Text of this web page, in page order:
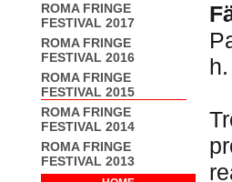
ROMA FRINGE
FESTIVAL 2017
ROMA FRINGE
FESTIVAL 2016
ROMA FRINGE
FESTIVAL 2015
ROMA FRINGE
FESTIVAL 2014
ROMA FRINGE
FESTIVAL 2013